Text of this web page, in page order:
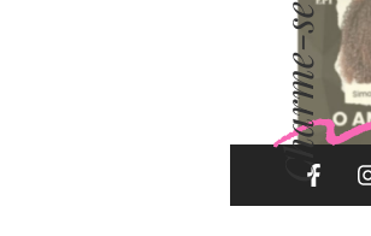
Charme-se